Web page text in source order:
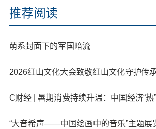
推荐阅读
萌系封面下的军国暗流
2026红山文化大会致敬红山文化守护传
C财经 | 暑期消费持续升温：中国经济“热
“大音希声——中国绘画中的音乐”主题展